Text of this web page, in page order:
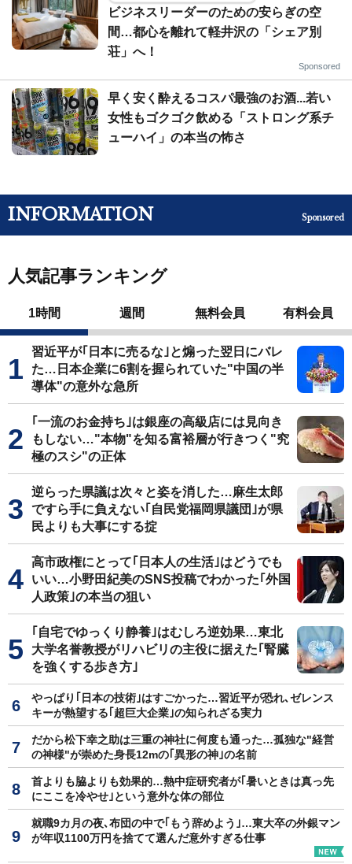
ビジネスリーダーのための安らぎの空
間…都心を離れて軽井沢の「シェア別
荘」へ！
Sponsored
早く安く酔えるコスパ最強のお酒...若い
女性もゴクゴク飲める「ストロング系チ
ューハイ」の本当の怖さ
INFORMATION Sponsored
人気記事ランキング
1時間 週間 無料会員 有料会員
習近平が｢日本に売るな｣と煽った翌日にバレ
た…日本企業に6割を握られていた"中国の半
導体"の意外な急所
｢一流のお金持ち｣は銀座の高級店には見向き
もしない…"本物"を知る富裕層が行きつく"究
極のスシ"の正体
逆らった県議は次々と姿を消した…麻生太郎
ですら手に負えない｢自民党福岡県議団｣が県
民よりも大事にする掟
高市政権にとって｢日本人の生活｣はどうでも
いい…小野田紀美のSNS投稿でわかった｢外国
人政策｣の本当の狙い
｢自宅でゆっくり静養｣はむしろ逆効果…東北
大学名誉教授がリハビリの主役に据えた｢腎臓
を強くする歩き方｣
やっぱり｢日本の技術｣はすごかった…習近平が恐れ､ゼレンス
キーが熱望する｢超巨大企業｣の知られざる実力
だから松下幸之助は三重の神社に何度も通った…孤独な"経営
の神様"が崇めた身長12mの｢異形の神｣の名前
首よりも脇よりも効果的…熱中症研究者が｢暑いときは真っ先
にここを冷やせ｣という意外な体の部位
就職9カ月の夜､布団の中で｢もう辞めよう｣…東大卒の外銀マン
が年収1100万円を捨てて選んだ意外すぎる仕事